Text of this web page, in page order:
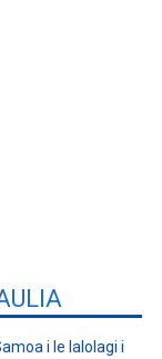
i le lalolagi i